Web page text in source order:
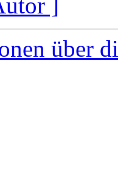
]
über